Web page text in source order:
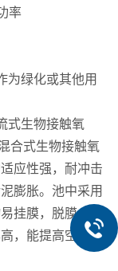
率
为绿化或其他用
式生物接触氧
合式生物接触氧
应性强，耐冲击
膨胀。池中采用
挂膜，脱膜，在
，能提高空气中